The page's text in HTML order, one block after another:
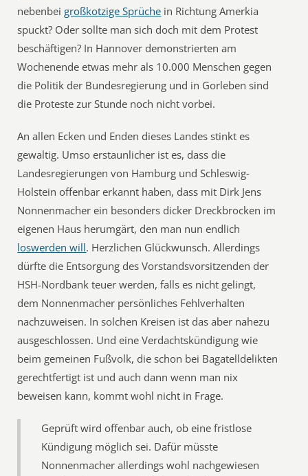
nebenbeigroßkotzige Sprüche in Richtung Amerkia
spuckt? Oder sollte man sich doch mit dem Protest
beschäftigen? In Hannover demonstrierten am
Wochenende etwas mehr als 10.000 Menschen gegen
die Politik der Bundesregierung und in Gorleben sind
die Proteste zur Stunde noch nicht vorbei.
An allen Ecken und Enden dieses Landes stinkt es
gewaltig. Umso erstaunlicher ist es, dass die
Landesregierungen von Hamburg und Schleswig-
Holstein offenbar erkannt haben, dass mit Dirk Jens
Nonnenmacher ein besonders dicker Dreckbrocken im
eigenen Haus herumgärt, den man nun endlich
loswerden will. Herzlichen Glückwunsch. Allerdings
dürfte die Entsorgung des Vorstandsvorsitzenden der
HSH-Nordbank teuer werden, falls es nicht gelingt,
dem Nonnenmacher persönliches Fehlverhalten
nachzuweisen. In solchen Kreisen ist das aber nahezu
ausgeschlossen. Und eine Verdachtskündigung wie
beim gemeinen Fußvolk, die schon bei Bagatelldelikten
gerechtfertigt ist und auch dann wenn man nix
beweisen kann, kommt wohl nicht in Frage.
Geprüft wird offenbar auch, ob eine fristlose
Kündigung möglich sei. Dafür müsste
Nonnenmacher allerdings wohl nachgewiesen